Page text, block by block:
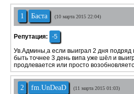
1 Баста (10 марта 2015 22:04)
Репутация:
-5
Ув.Админы,а если выиграл 2 дня подряд
быть точнее 3 день випа уже шёл и
продлевается или просто
2 fm.UnDeaD (11 марта 2015 01:03)